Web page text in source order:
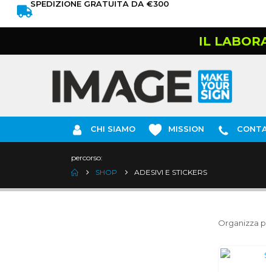
SPEDIZIONE GRATUITA DA €300
IL
CHI SIAMO MISSION
percorso:
SHOP
ADESIVI E STICKERS
Organizza